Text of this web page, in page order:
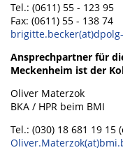
Tel.: (0611) 55 - 123 95
Fax: (0611) 55 - 138 74
Ansprechpartner für
Meckenheim ist der
Oliver Materzok
BKA / HPR beim BMI
Tel.: (030) 18 681 19 15